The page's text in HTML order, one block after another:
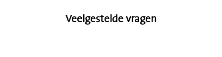
Veelgestelde vragen